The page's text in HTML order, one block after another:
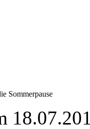
Sommerpause